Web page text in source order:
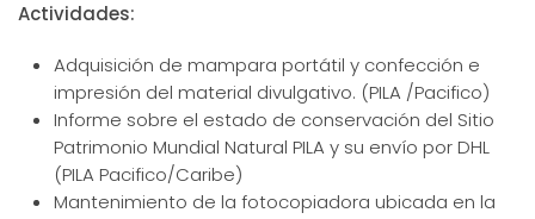
Actividades:
Adquisición de mampara portátil y confección e
impresión del material divulgativo. (PILA /Pacifico)
Informe sobre el estado de conservación del Sitio
Patrimonio Mundial Natural PILA y su envío por DHL
(PILA Pacifico/Caribe)
Mantenimiento de la fotocopiadora ubicada en la